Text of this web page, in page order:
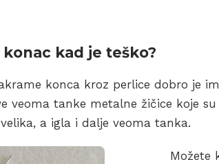
kad je teško?
konca kroz perlice dobro je
veoma tanke metalne žičice koje
a igla i dalje veoma tanka.
Možete